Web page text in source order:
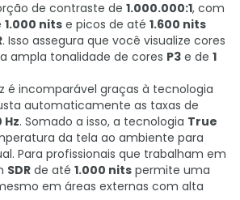
de contraste de 1.000.000:1, com
1.000 nits e picos de até 1.600 nits
. Isso assegura que você visualize cores
ampla tonalidade de cores P3 e de 1
é incomparável graças à tecnologia
automaticamente as taxas de
Hz. Somado a isso, a tecnologia True
da tela ao ambiente para
Para profissionais que trabalham em
SDR de até 1.000 nits permite uma
em áreas externas com alta